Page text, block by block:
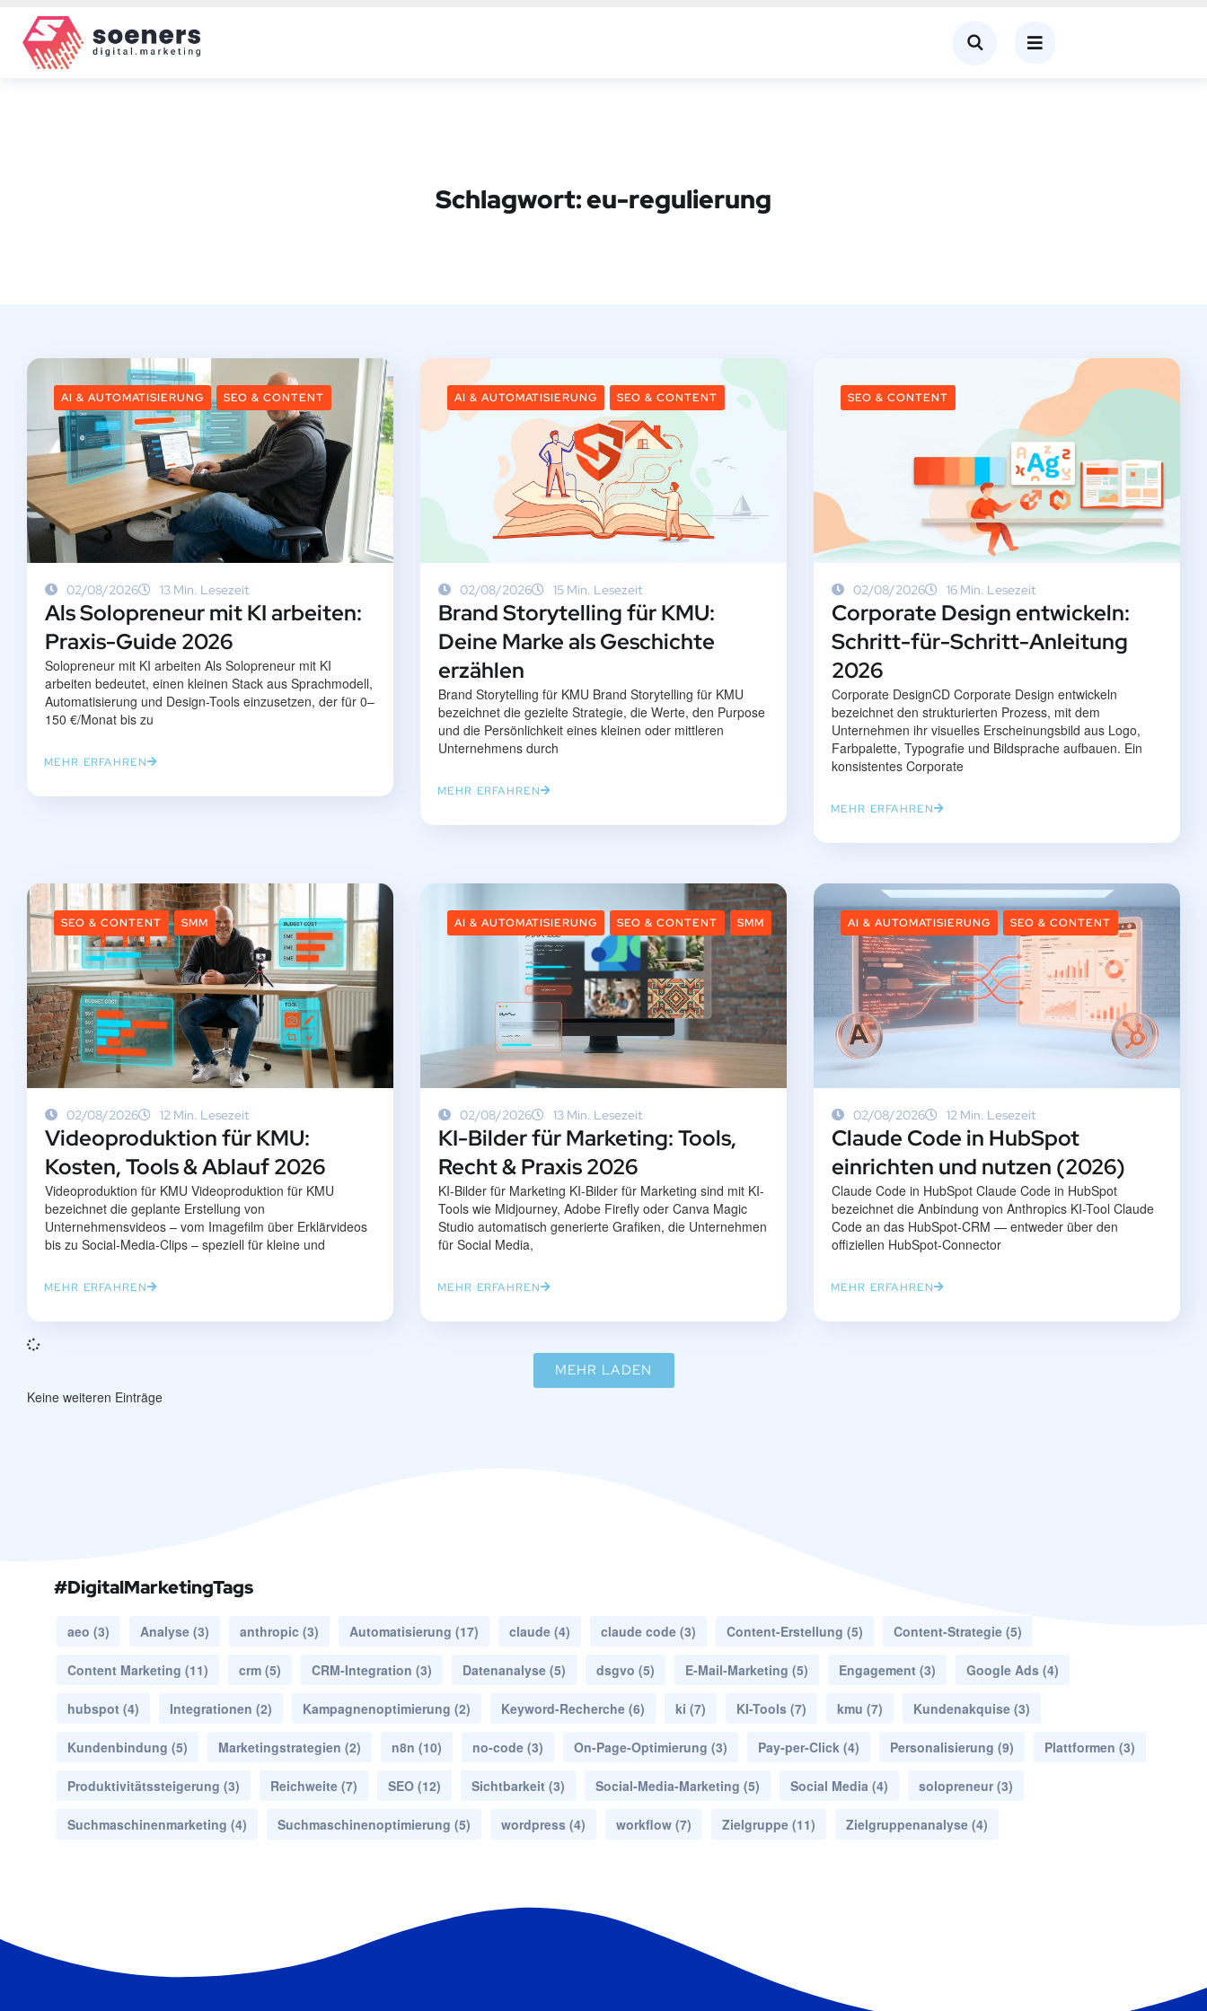
Schlagwort:eu-regulierung
AI & AUTOMATISIERUNG SEO & CONTENT
02/08/2026 13 Min. Lesezeit
Als Solopreneur mit KI arbeiten:
Praxis-Guide 2026
Solopreneur mit KI arbeiten Als Solopreneur mit KI
arbeiten bedeutet, einen kleinen Stack aus Sprachmodell,
Automatisierung und Design-Tools einzusetzen, der für 0–
150 €/Monat bis zu
MEHR ERFAHREN
AI & AUTOMATISIERUNG SEO & CONTENT
02/08/2026 15 Min. Lesezeit
Brand Storytelling für KMU:
Deine Marke als Geschichte
erzählen
Brand Storytelling für KMU Brand Storytelling für KMU
bezeichnet die gezielte Strategie, die Werte, den Purpose
und die Persönlichkeit eines kleinen oder mittleren
Unternehmens durch
MEHR ERFAHREN
SEO & CONTENT
02/08/2026 16 Min. Lesezeit
Corporate Design entwickeln:
Schritt-für-Schritt-Anleitung
2026
Corporate DesignCD Corporate Design entwickeln
bezeichnet den strukturierten Prozess, mit dem
Unternehmen ihr visuelles Erscheinungsbild aus Logo,
Farbpalette, Typografie und Bildsprache aufbauen. Ein
konsistentes Corporate
MEHR ERFAHREN
SEO & CONTENT SMM
02/08/2026 12 Min. Lesezeit
Videoproduktion für KMU:
Kosten, Tools & Ablauf 2026
Videoproduktion für KMU Videoproduktion für KMU
bezeichnet die geplante Erstellung von
Unternehmensvideos – vom Imagefilm über Erklärvideos
bis zu Social-Media-Clips – speziell für kleine und
MEHR ERFAHREN
AI & AUTOMATISIERUNG SEO & CONTENT SMM
02/08/2026 13 Min. Lesezeit
KI-Bilder für Marketing: Tools,
Recht & Praxis 2026
KI-Bilder für Marketing KI-Bilder für Marketing sind mit KI-
Tools wie Midjourney, Adobe Firefly oder Canva Magic
Studio automatisch generierte Grafiken, die Unternehmen
für Social Media,
MEHR ERFAHREN
AI & AUTOMATISIERUNG SEO & CONTENT
02/08/2026 12 Min. Lesezeit
Claude Code in HubSpot
einrichten und nutzen (2026)
Claude Code in HubSpot Claude Code in HubSpot
bezeichnet die Anbindung von Anthropics KI-Tool Claude
Code an das HubSpot-CRM — entweder über den
offiziellen HubSpot-Connector
MEHR ERFAHREN
MEHR LADEN
Keine weiteren Einträge
#DigitalMarketingTags
aeo (3) Analyse (3) anthropic (3) Automatisierung (17) claude (4) claude code (3) Content-Erstellung (5) Content-Strategie (5)
Content Marketing (11) crm (5) CRM-Integration (3) Datenanalyse (5) dsgvo (5) E-Mail-Marketing (5) Engagement (3) Google Ads (4)
hubspot (4) Integrationen (2) Kampagnenoptimierung (2) Keyword-Recherche (6) ki (7) KI-Tools (7) kmu (7) Kundenakquise (3)
Kundenbindung (5) Marketingstrategien (2) n8n (10) no-code (3) On-Page-Optimierung (3) Pay-per-Click (4) Personalisierung (9) Plattformen (3)
Produktivitätssteigerung (3) Reichweite (7) SEO (12) Sichtbarkeit (3) Social-Media-Marketing (5) Social Media (4) solopreneur (3)
Suchmaschinenmarketing (4) Suchmaschinenoptimierung (5) wordpress (4) workflow (7) Zielgruppe (11) Zielgruppenanalyse (4)